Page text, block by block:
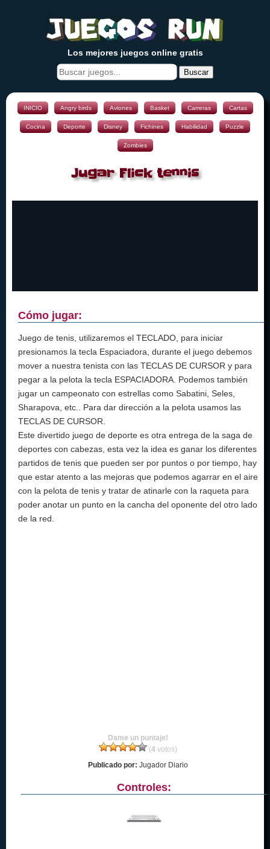
Los mejores juegos online gratis
Buscar
INICIO Angry birds Aviones Basket Carreras Cartas
Cocina Deporte Disney Fichines Habilidad Puzzle
Zombies
Jugar Flick tennis
Cómo jugar:
Juego de tenis, utilizaremos el TECLADO, para iniciar
presionamos la tecla Espaciadora, durante el juego debemos
mover a nuestra tenista con las TECLAS DE CURSOR y para
pegar a la pelota la tecla ESPACIADORA. Podemos también
jugar un campeonato con estrellas como Sabatini, Seles,
Sharapova, etc.. Para dar dirección a la pelota usamos las
TECLAS DE CURSOR.
Este divertido juego de deporte es otra entrega de la saga de
deportes con cabezas, esta vez la idea es ganar los diferentes
partidos de tenis que pueden ser por puntos o por tiempo, hay
que estar atento a las mejoras que podemos agarrar en el aire
con la pelota de tenis y tratar de atinarle con la raqueta para
poder anotar un punto en la cancha del oponente del otro lado
de la red.
Dame un puntaje!
(4 votos)
Publicado por: Jugador Diario
Controles: